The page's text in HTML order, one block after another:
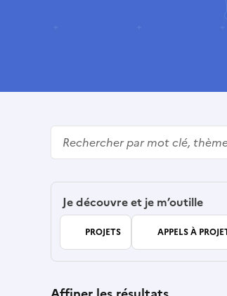
Je découvre et je m’outille
PROJETS APPELS À